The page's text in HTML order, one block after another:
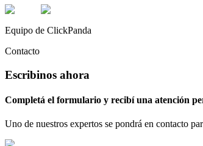
Equipo de ClickPanda
Contacto
Escribinos ahora
Completá el formulario y recibí una atención
Uno de nuestros expertos se pondrá en contacto